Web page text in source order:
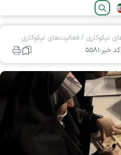
فارسی
نیکوکاری /فعالیت‌های نیکوکاری
کد خبر:۵۵۸۱